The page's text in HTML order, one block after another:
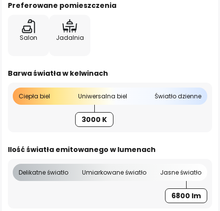
Preferowane pomieszczenia
Salon Jadalnia
Barwa światła w kelwinach
Ciepła biel Uniwersalna biel Światło dzienne
3000 K
Ilość światła emitowanego w lumenach
Delikatne światło Umiarkowane światło Jasne światło
6800 lm